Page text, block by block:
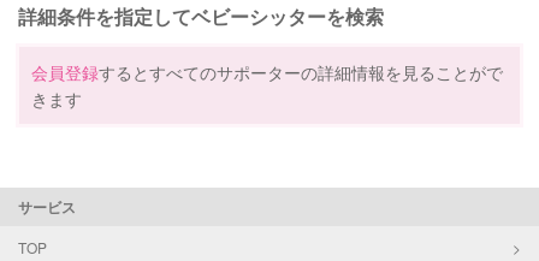
詳細条件を指定してベビーシッターを検索
会員登録するとすべてのサポーターの詳細情報を見ることがで
きます
サービス
TOP